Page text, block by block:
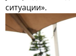
ситуации».